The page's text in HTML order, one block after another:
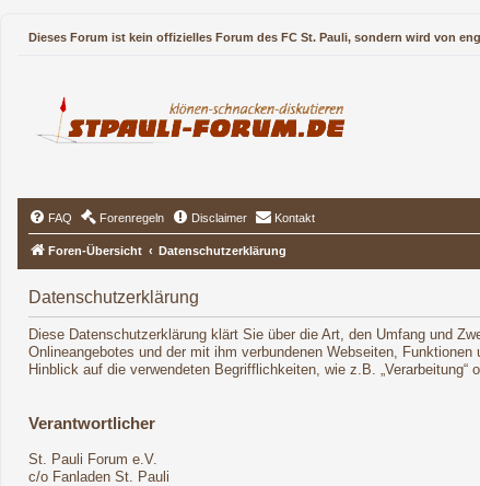
Dieses Forum ist kein offizielles Forum des FC St. Pauli, sondern wird von
FAQ Forenregeln Disclaimer Kontakt
Foren-Übersicht Datenschutzerklärung
Datenschutzerklärung
Diese Datenschutzerklärung klärt Sie über die Art, den Umfang und
Onlineangebotes und der mit ihm verbundenen Webseiten,
Hinblick auf die verwendeten Begrifflichkeiten, wie z.B.
Verantwortlicher
St. Pauli Forum e.V.
c/o Fanladen St. Pauli